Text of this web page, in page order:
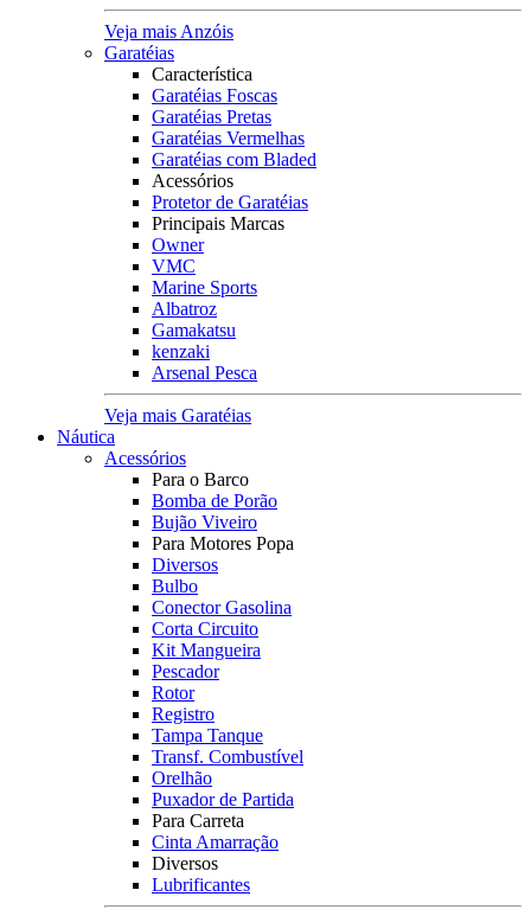
Veja mais Anzóis
Garatéias
Característica
Garatéias Foscas
Garatéias Pretas
Garatéias Vermelhas
Garatéias com Bladed
Acessórios
Protetor de Garatéias
Principais Marcas
Owner
VMC
Marine Sports
Albatroz
Gamakatsu
kenzaki
Arsenal Pesca
Veja mais Garatéias
Náutica
Acessórios
Para o Barco
Bomba de Porão
Bujão Viveiro
Para Motores Popa
Diversos
Bulbo
Conector Gasolina
Corta Circuito
Kit Mangueira
Pescador
Rotor
Registro
Tampa Tanque
Transf. Combustível
Orelhão
Puxador de Partida
Para Carreta
Cinta Amarração
Diversos
Lubrificantes